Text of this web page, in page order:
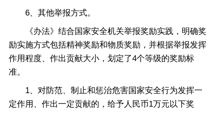
6、其他举报方式。
《办法》结合国家安全机关举报奖励实践，明确奖
励实施方式包括精神奖励和物质奖励，并根据举报发挥
作用程度、作出贡献大小，划定了4个等级的奖励标
准。
1、对防范、制止和惩治危害国家安全行为发挥一
定作用、作出一定贡献的，给予人民币1万元以下奖